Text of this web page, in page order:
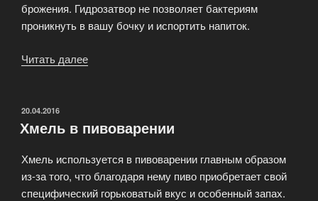
брожения. Гидрозатвор не позволяет бактериям
проникнуть в вашу бочку и испортить напиток.
Читать далее
мини-
ОПУБЛИКОВАНО
20.04.2016
Хмель в пивоварении
Хмель используется в пивоварении главным образом
из-за того, что благодаря нему пиво приобретает свой
специфический горьковатый вкус и особенный запах.